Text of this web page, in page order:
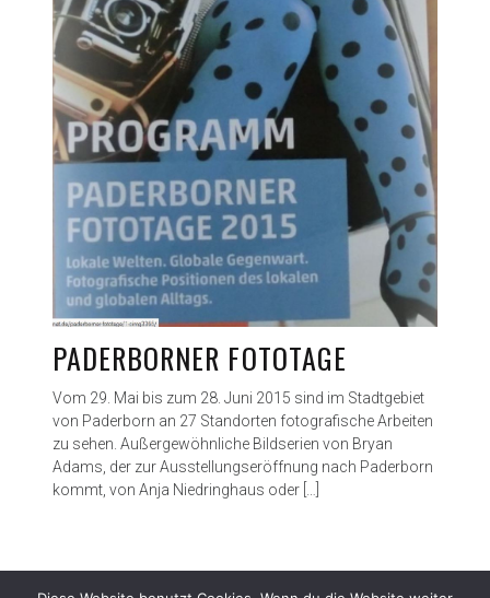
PADERBORNER FOTOTAGE
Vom 29. Mai bis zum 28. Juni 2015 sind im Stadtgebiet
von Paderborn an 27 Standorten fotografische Arbeiten
zu sehen. Außergewöhnliche Bildserien von Bryan
Adams, der zur Ausstellungseröffnung nach Paderborn
kommt, von Anja Niedringhaus oder […]